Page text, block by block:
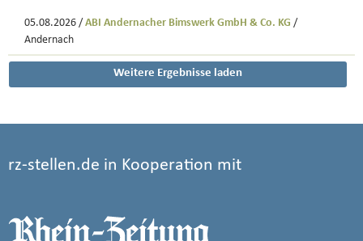
05.08.2026 / ABI Andernacher Bimswerk GmbH & Co. KG /
Andernach
Weitere Ergebnisse laden
rz-stellen.de in Kooperation mit